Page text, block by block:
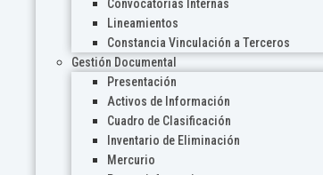
Convocatorias Internas
Lineamientos
Constancia Vinculación a Terceros
Gestión Documental
Presentación
Activos de Información
Cuadro de Clasificación
Inventario de Eliminación
Mercurio